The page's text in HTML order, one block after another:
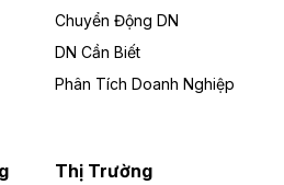
môi trường Bắc Giang làm
rộng ‘hệ sinh thái’
Chuyển Động DN
DN Cần Biết
Phân Tích Doanh Nghiệp
Thị Trường